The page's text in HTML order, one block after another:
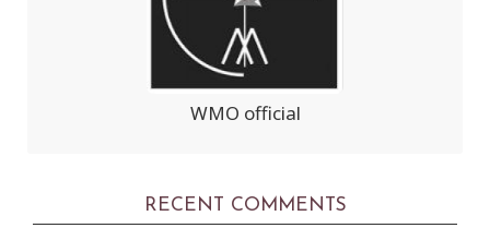
WMO official
RECENT COMMENTS